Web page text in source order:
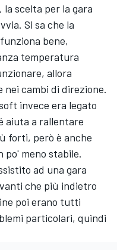
scelta per la gara
Si sa che la
bene,
temperatura
allora
cambi di direzione.
invece era legato
aiuta a rallentare
forti, però è anche
po' meno stabile.
ad una gara
che più indietro
poi erano tutti
particolari, quindi